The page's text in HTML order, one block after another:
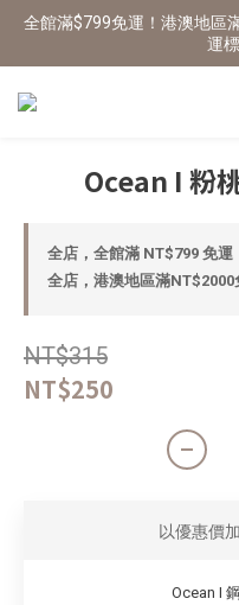
全館滿$799免運！港澳地區
運
Ocean I 粉
全店，全館滿 NT$799 免運
全店，港澳地區滿NT$2000
NT$315
NT$250
以優惠價
Ocean I